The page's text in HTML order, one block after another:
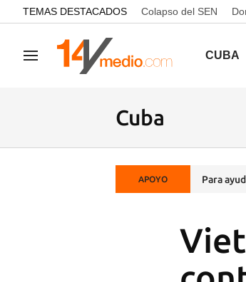
common.go-to-content
TEMAS DESTACADOS Colapso del SEN
Navegación CUBA
Cuba
APOYO Para